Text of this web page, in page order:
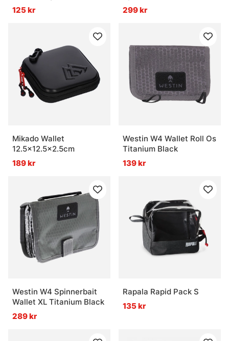
125 kr
299 kr
Mikado Wallet
12.5x12.5x2.5cm
189 kr
Westin W4 Wallet Roll Os
Titanium Black
139 kr
Westin W4 Spinnerbait
Wallet XL Titanium Black
289 kr
Rapala Rapid Pack S
135 kr